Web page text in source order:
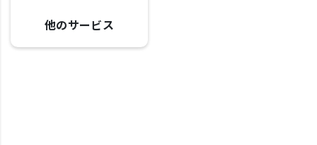
他のサービス